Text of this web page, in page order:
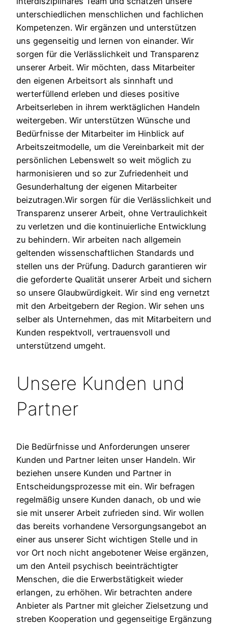
unterschiedlichen menschlichen und fachlichen
Kompetenzen. Wir ergänzen und unterstützen
uns gegenseitig und lernen von einander. Wir
sorgen für die Verlässlichkeit und Transparenz
unserer Arbeit. Wir möchten, dass Mitarbeiter
den eigenen Arbeitsort als sinnhaft und
werterfüllend erleben und dieses positive
Arbeitserleben in ihrem werktäglichen Handeln
weitergeben. Wir unterstützen Wünsche und
Bedürfnisse der Mitarbeiter im Hinblick auf
Arbeitszeitmodelle, um die Vereinbarkeit mit der
persönlichen Lebenswelt so weit möglich zu
harmonisieren und so zur Zufriedenheit und
Gesunderhaltung der eigenen Mitarbeiter
beizutragen.Wir sorgen für die Verlässlichkeit und
Transparenz unserer Arbeit, ohne Vertraulichkeit
zu verletzen und die kontinuierliche Entwicklung
zu behindern. Wir arbeiten nach allgemein
geltenden wissenschaftlichen Standards und
stellen uns der Prüfung. Dadurch garantieren wir
die geforderte Qualität unserer Arbeit und sichern
so unsere Glaubwürdigkeit. Wir sind eng vernetzt
mit den Arbeitgebern der Region. Wir sehen uns
selber als Unternehmen, das mit Mitarbeitern und
Kunden respektvoll, vertrauensvoll und
unterstützend umgeht.
Unsere Kunden und
Partner
Die Bedürfnisse und Anforderungen unserer
Kunden und Partner leiten unser Handeln. Wir
beziehen unsere Kunden und Partner in
Entscheidungsprozesse mit ein. Wir befragen
regelmäßig unsere Kunden danach, ob und wie
sie mit unserer Arbeit zufrieden sind. Wir wollen
das bereits vorhandene Versorgungsangebot an
einer aus unserer Sicht wichtigen Stelle und in
vor Ort noch nicht angebotener Weise ergänzen,
um den Anteil psychisch beeinträchtigter
Menschen, die die Erwerbstätigkeit wieder
erlangen, zu erhöhen. Wir betrachten andere
Anbieter als Partner mit gleicher Zielsetzung und
streben Kooperation und gegenseitige Ergänzung